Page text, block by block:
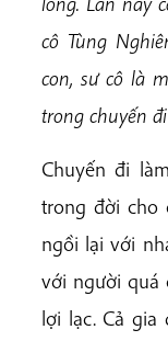
cô Tùng
con, sư cô là
trong chuyến
Chuyến đi
trong đời cho
ngồi lại với
với người quá
lợi lạc. Cả